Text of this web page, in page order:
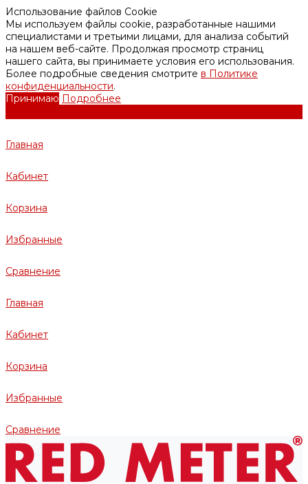
Использование файлов Cookie
Мы используем файлы cookie, разработанные нашими
специалистами и третьими лицами, для анализа событий
на нашем веб-сайте. Продолжая просмотр страниц
нашего сайта, вы принимаете условия его использования.
Более подробные сведения смотрите в Политике
конфиденциальности.
Принимаю Подробнее
Главная
Кабинет
Корзина
Избранные
Сравнение
Главная
Кабинет
Корзина
Избранные
Сравнение